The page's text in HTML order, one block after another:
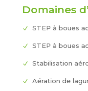
Domaines
STEP à boues
STEP à boues
Stabilisation
Aération de